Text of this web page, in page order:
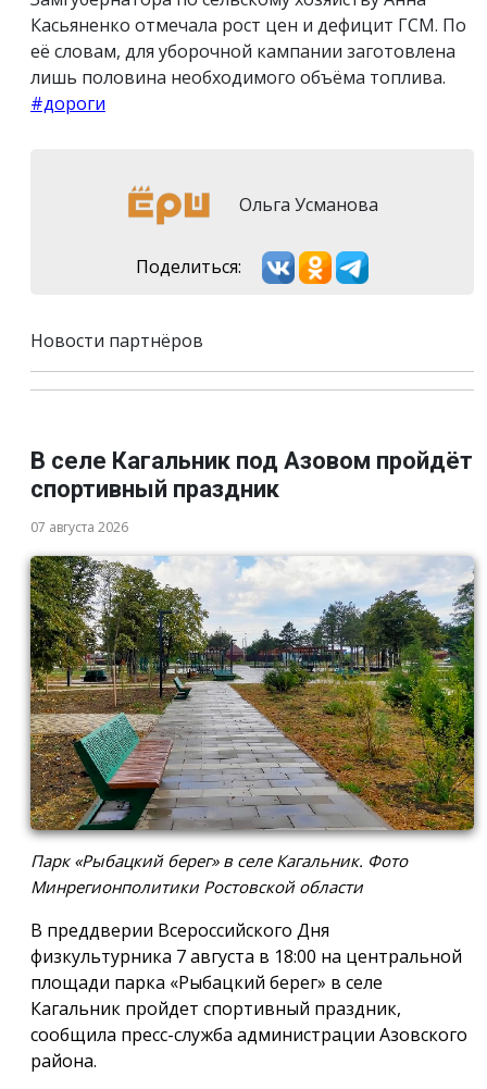
Касьяненко отмечала рост цен и дефицит ГСМ. По
её словам, для уборочной кампании заготовлена
лишь половина необходимого объёма топлива.
#дороги
Ольга Усманова
Поделиться:
Новости партнёров
В селе Кагальник под Азовом пройдёт
спортивный праздник
07 августа 2026
Парк «Рыбацкий берег» в селе Кагальник. Фото
Минрегионполитики Ростовской области
В преддверии Всероссийского Дня
физкультурника 7 августа в 18:00 на центральной
площади парка «Рыбацкий берег» в селе
Кагальник пройдет спортивный праздник,
сообщила пресс-служба администрации Азовского
района.